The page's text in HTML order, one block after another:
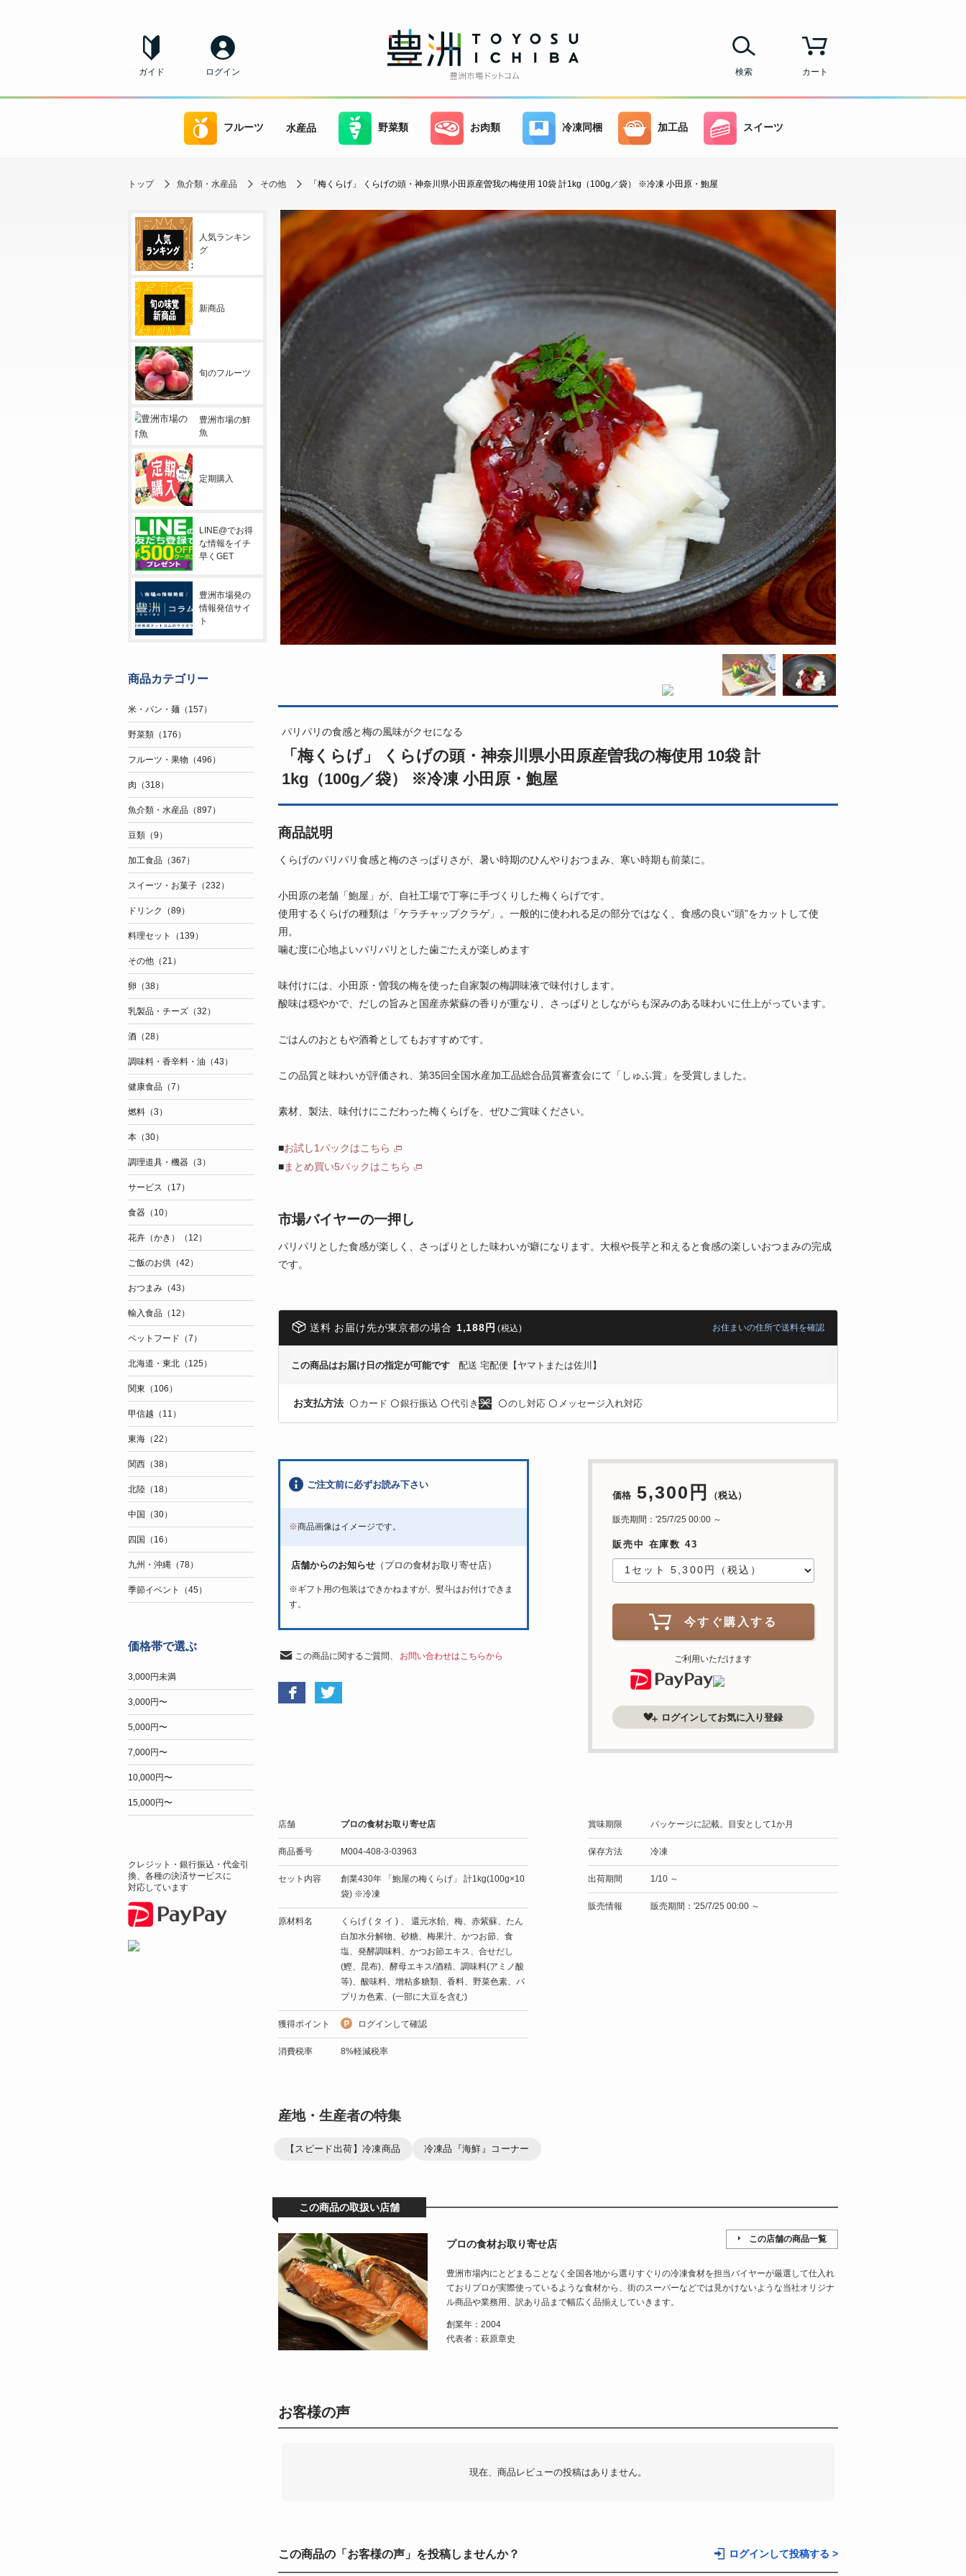
ガイド ログイン カート
検索
フルーツ 水産品 野菜類 お肉類 冷凍同梱 加工品 スイーツ
トップ 魚介類・水産品 その他 「梅くらげ」 くらげの頭・神奈川県小田原産曽我の梅使用 10袋 計1kg（100g／袋） ※冷凍 小田原・鮑屋
パリパリの食感と梅の風味がクセになる
「梅くらげ」 くらげの頭・神奈川県小田原産曽我の梅使用 10袋 計
1kg（100g／袋） ※冷凍 小田原・鮑屋
商品説明
くらげのパリパリ食感と梅のさっぱりさが、暑い時期のひんやりおつまみ、寒い時期も前菜に。
小田原の老舗「鮑屋」が、自社工場で丁寧に手づくりした梅くらげです。
使用するくらげの種類は「ケラチャップクラゲ」。一般的に使われる足の部分ではなく、食感の良い“頭”をカットして使
用。
噛む度に心地よいパリパリとした歯ごたえが楽しめます
味付けには、小田原・曽我の梅を使った自家製の梅調味液で味付けします。
酸味は穏やかで、だしの旨みと国産赤紫蘇の香りが重なり、さっぱりとしながらも深みのある味わいに仕上がっています。
ごはんのおともや酒肴としてもおすすめです。
この品質と味わいが評価され、第35回全国水産加工品総合品質審査会にて「しゅふ賞」を受賞しました。
素材、製法、味付けにこだわった梅くらげを、ぜひご賞味ください。
■お試し1パックはこちら
■まとめ買い5パックはこちら
市場バイヤーの一押し
パリパリとした食感が楽しく、さっぱりとした味わいが癖になります。大根や長芋と和えると食感の楽しいおつまみの完成
です。
送料 お届け先が東京都の場合 1,188円 (税込) お住まいの住所で送料を確認
この商品はお届け日の指定が可能です 配送 宅配便【ヤマトまたは佐川】
お支払方法 〇 カード 〇銀行振込 〇代引き 〇のし対応 〇 メッセージ入れ対応
価格 5,300円 （税込）
販売期間：'25/7/25 00:00 ～
販売中 在庫数 43
今すぐ購入する
ご利用いただけます
ログインしてお気に入り登録
ご注文前に必ずお読み下さい
※商品画像はイメージです。
店舗からのお知らせ（プロの食材お取り寄せ店）
※ギフト用の包装はできかねますが、熨斗はお付けできま
す。
この商品に関するご質問、 お問い合わせはこちらから
店舗 プロの食材お取り寄せ店
商品番号 M004-408-3-03963
セット内容
創業430年 「鮑屋の梅くらげ」 計1kg(100g×10
袋) ※冷凍
原材料名
くらげ ( タ イ ) 、 還元水飴、梅、赤紫蘇、たん
白加水分解物、砂糖、梅果汁、かつお節、食
塩、発酵調味料、かつお節エキス、合せだし
(鰹、昆布)、酵母エキス/酒精、調味料(アミノ酸
等)、酸味料、增粘多糖類、香料、野菜色素、パ
プリカ色素、(一部に大豆を含む)
獲得ポイント ログインして確認
消費税率 8%軽減税率
賞味期限 パッケージに記載。目安として1か月
保存方法 冷凍
出荷期間 1/10 ～
販売情報 販売期間：'25/7/25 00:00 ～
産地・生産者の特集
【スピード出荷】冷凍商品 冷凍品『海鮮』コーナー
この商品の取扱い店舗
プロの食材お取り寄せ店 この店舗の商品一覧
豊洲市場内にとどまることなく全国各地から選りすぐりの冷凍食材を担当バイヤーが厳選して仕入れ
ておりプロが実際使っているような食材から、街のスーパーなどでは見かけないような当社オリジナ
ル商品や業務用、訳あり品まで幅広く品揃えしていきます。
創業年：2004
代表者：萩原章史
お客様の声
現在、商品レビューの投稿はありません。
この商品の「お客様の声」を投稿しませんか？ ログインして投稿する >
人気ランキン
グ
新商品
旬のフルーツ
豊洲市場の鮮
魚
定期購入
LINE@でお得
な情報をイチ
早くGET
豊洲市場発の
情報発信サイ
ト
商品カテゴリー
米・パン・麺（157）
野菜類（176）
フルーツ・果物（496）
肉（318）
魚介類・水産品（897）
豆類（9）
加工食品（367）
スイーツ・お菓子（232）
ドリンク（89）
料理セット（139）
その他（21）
卵（38）
乳製品・チーズ（32）
酒（28）
調味料・香辛料・油（43）
健康食品（7）
燃料（3）
本（30）
調理道具・機器（3）
サービス（17）
食器（10）
花卉（かき）（12）
ご飯のお供（42）
おつまみ（43）
輸入食品（12）
ペットフード（7）
北海道・東北（125）
関東（106）
甲信越（11）
東海（22）
関西（38）
北陸（18）
中国（30）
四国（16）
九州・沖縄（78）
季節イベント（45）
価格帯で選ぶ
3,000円未満
3,000円〜
5,000円〜
7,000円〜
10,000円〜
15,000円〜
クレジット・銀行振込・代金引
換、各種の決済サービスに
対応しています